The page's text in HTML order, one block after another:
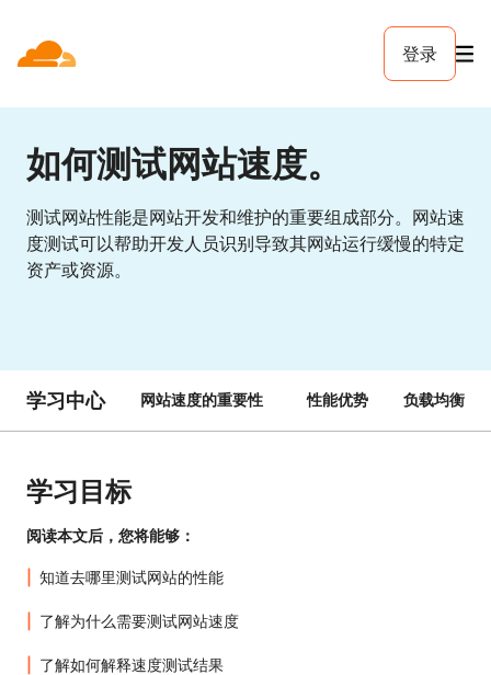
登录
如何测试网站速度。
测试网站性能是网站开发和维护的重要组成部分。网站速
度测试可以帮助开发人员识别导致其网站运行缓慢的特定
资产或资源。
学习中心 网站速度的重要性 性能优势 负载均衡
学习目标
阅读本文后，您将能够：
知道去哪里测试网站的性能
了解为什么需要测试网站速度
了解如何解释速度测试结果